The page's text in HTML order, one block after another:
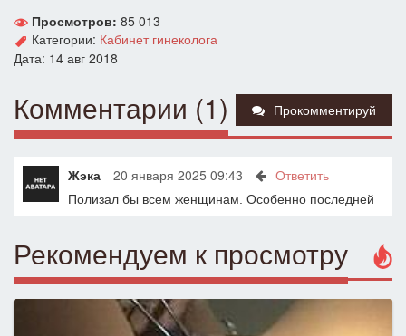
Просмотров: 85 013
Категории: Кабинет гинеколога
Дата: 14 авг 2018
Комментарии (1) Прокомментируй
Жэка 20 января 2025 09:43 Ответить
Полизал бы всем женщинам. Особенно последней
Рекомендуем к просмотру